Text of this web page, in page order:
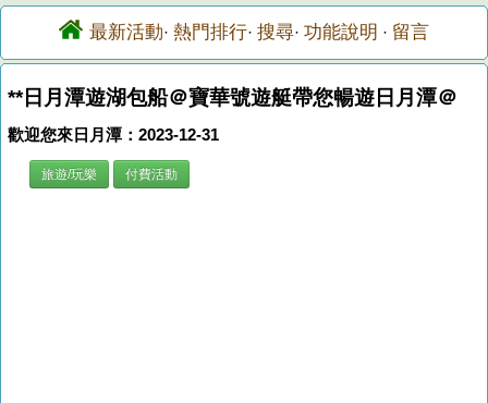
最新活動· 熱門排行· 搜尋· 功能說明 · 留言
**日月潭遊湖包船＠寶華號遊艇帶您暢遊日月潭＠
歡迎您來日月潭：2023-12-31
旅遊/玩樂 付費活動